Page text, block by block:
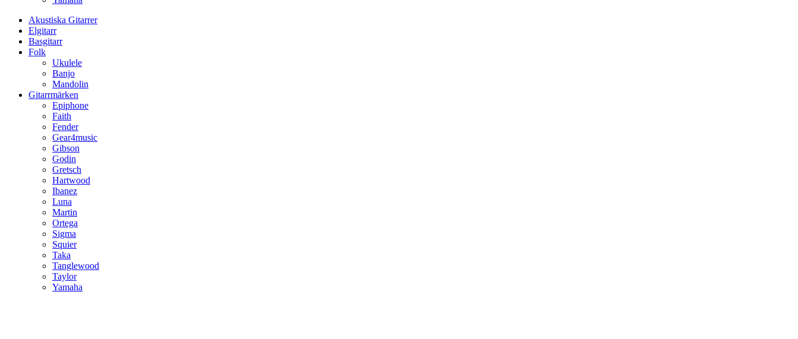
Akustiska Gitarrer
Elgitarr
Basgitarr
Folk
Ukulele
Banjo
Mandolin
Gitarrmärken
Epiphone
Faith
Fender
Gear4music
Gibson
Godin
Gretsch
Hartwood
Ibanez
Luna
Martin
Ortega
Sigma
Squier
Taka
Tanglewood
Taylor
Yamaha